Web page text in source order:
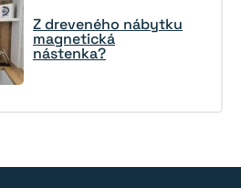
Z dreveného nábytku
magnetická
nástenka?